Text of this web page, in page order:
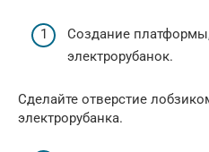
Создание
электрорубанок.
Сделайте отверстие
электрорубанка.